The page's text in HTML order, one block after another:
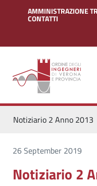
AMMINISTRAZIONE
CONTATTI
Notiziario 2 Anno 2013
26 September 2019
Notiziario 2